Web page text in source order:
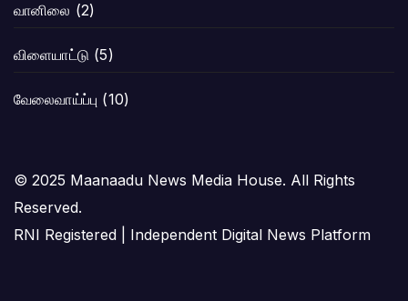
வானிலை (2)
விளையாட்டு (5)
வேலைவாய்ப்பு (10)
© 2025 Maanaadu News Media House. All Rights
Reserved.
RNI Registered | Independent Digital News Platform